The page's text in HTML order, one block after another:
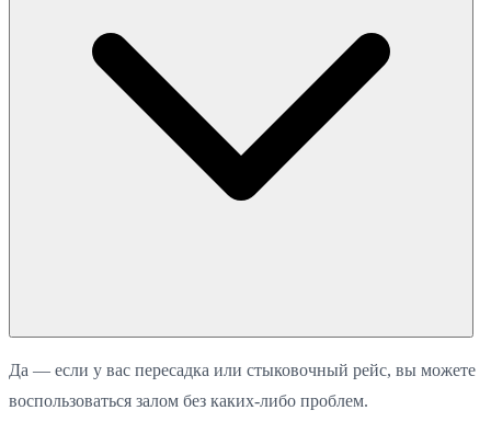
Да — если у вас пересадка или стыковочный рейс, вы можете
воспользоваться залом без каких-либо проблем.